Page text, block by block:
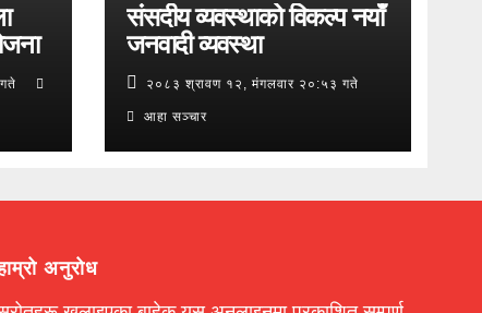
संसदीय व्यवस्थाको विकल्प नयाँ
जनवादी व्यवस्था
२०८३ श्रावण १२, मंगलवार २०:५३ गते
आहा सञ्चार
अनुरोध